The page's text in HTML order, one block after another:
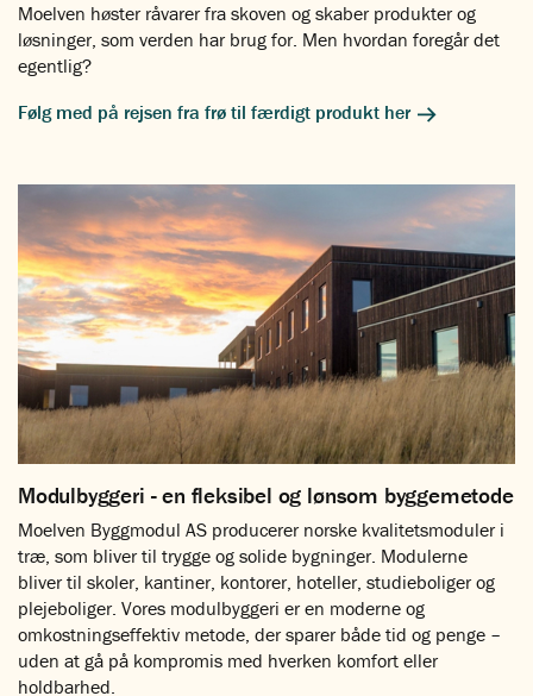
Moelven høster råvarer fra skoven og skaber produkter og
løsninger, som verden har brug for. Men hvordan foregår det
egentlig?
Følg med på rejsen fra frø til færdigt produkt her
Modulbyggeri - en fleksibel og lønsom byggemetode
Moelven Byggmodul AS producerer norske kvalitetsmoduler i
træ, som bliver til trygge og solide bygninger. Modulerne
bliver til skoler, kantiner, kontorer, hoteller, studieboliger og
plejeboliger. Vores modulbyggeri er en moderne og
omkostningseffektiv metode, der sparer både tid og penge –
uden at gå på kompromis med hverken komfort eller
holdbarhed.